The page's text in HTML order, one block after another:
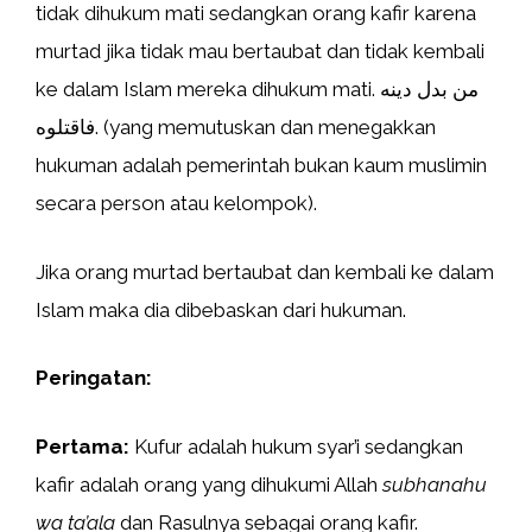
tidak dihukum mati sedangkan orang kafir karena
murtad jika tidak mau bertaubat dan tidak kembali
ke dalam Islam mereka dihukum mati. من بدل دينه
فاقتلوه. (yang memutuskan dan menegakkan
hukuman adalah pemerintah bukan kaum muslimin
secara person atau kelompok).
Jika orang murtad bertaubat dan kembali ke dalam
Islam maka dia dibebaskan dari hukuman.
Peringatan:
Pertama: Kufur adalah hukum syar’i sedangkan
kafir adalah orang yang dihukumi Allahsubhanahu
wa ta’ala dan Rasulnya sebagai orang kafir.